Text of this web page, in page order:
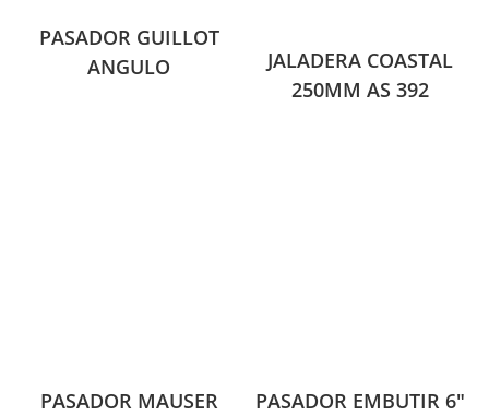
PASADOR GUILLOT
ANGULO
JALADERA COASTAL
250MM AS 392
PASADOR MAUSER
PASADOR EMBUTIR 6″